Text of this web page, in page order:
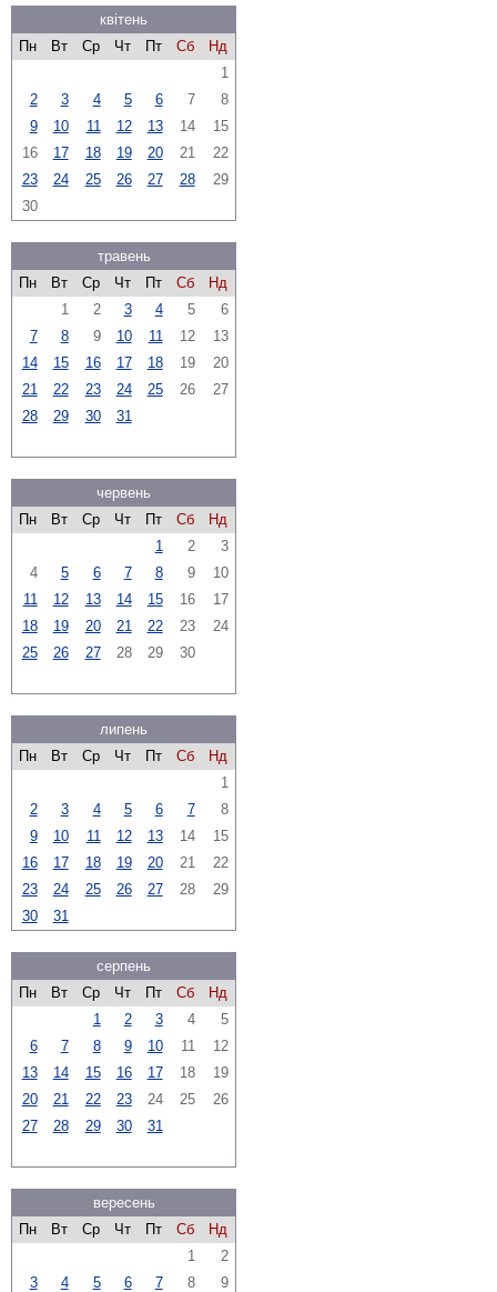
квітень
Пн
Вт Ср Чт Пт Сб
Нд
1
2
3 4 5 6 7
8
9
10 11 12 13 14
15
16
17 18 19 20 21
22
23
24 25 26 27 28
29
30
травень
Пн
Вт Ср Чт Пт Сб
Нд
1
2 3 4 5
6
7
8 9 10 11 12
13
14
15 16 17 18 19
20
21
22 23 24 25 26
27
28
29 30 31
червень
Пн
Вт Ср Чт Пт Сб
Нд
1
2
3
4
5 6 7 8 9
10
11
12 13 14 15 16
17
18
19 20 21 22 23
24
25
26 27 28 29 30
липень
Пн
Вт Ср Чт Пт Сб
Нд
1
2
3 4 5 6 7
8
9
10 11 12 13 14
15
16
17 18 19 20 21
22
23
24 25 26 27 28
29
30
31
серпень
Пн
Вт Ср Чт Пт Сб
Нд
1
2 3 4
5
6
7 8 9 10 11
12
13
14 15 16 17 18
19
20
21 22 23 24 25
26
27
28 29 30 31
вересень
Пн
Вт Ср Чт Пт Сб
Нд
1
2
3
4 5 6 7 8 9